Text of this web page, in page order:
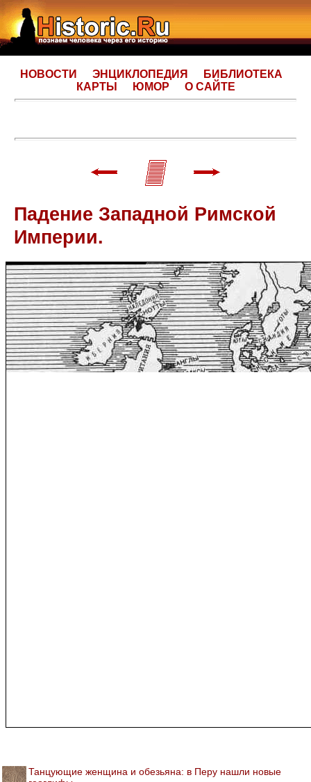
НОВОСТИ ЭНЦИКЛОПЕДИЯ
БИБЛИОТЕКА
КАРТЫ
ЮМОР О САЙТЕ
Падение Западной Римской
Империи.
Танцующие женщина и обезьяна: в Перу нашли новые